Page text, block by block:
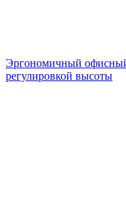
Эргономичный офисный
регулировкой высоты